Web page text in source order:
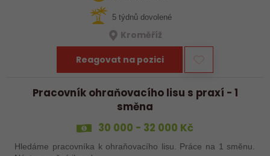
5 týdnů dovolené
Kroměříž
Reagovat na pozici
Pracovník ohraňovacího lisu s praxí - 1
směna
30 000 - 32 000 Kč
Hledáme pracovníka k ohraňovacího lisu. Práce na 1 směnu.